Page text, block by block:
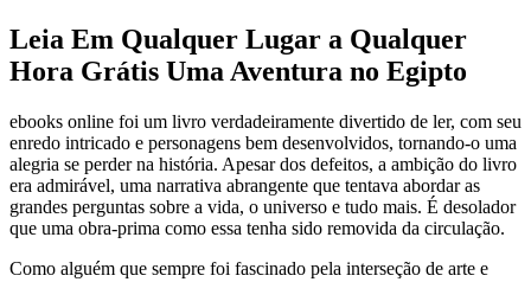
Leia Em Qualquer Lugar a Qualquer
Hora Grátis Uma Aventura no Egipto
ebooks online foi um livro verdadeiramente divertido de ler, com seu
enredo intricado e personagens bem desenvolvidos, tornando-o uma
alegria se perder na história. Apesar dos defeitos, a ambição do livro
era admirável, uma narrativa abrangente que tentava abordar as
grandes perguntas sobre a vida, o universo e tudo mais. É desolador
que uma obra-prima como essa tenha sido removida da circulação.
Como alguém que sempre foi fascinado pela interseção de arte e